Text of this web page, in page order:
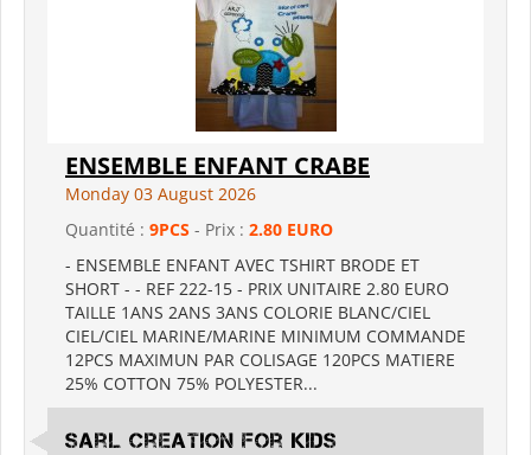
ENSEMBLE ENFANT CRABE
Monday 03 August 2026
Quantité : 9PCS - Prix : 2.80 EURO
- ENSEMBLE ENFANT AVEC TSHIRT BRODE ET
SHORT - - REF 222-15 - PRIX UNITAIRE 2.80 EURO
TAILLE 1ANS 2ANS 3ANS COLORIE BLANC/CIEL
CIEL/CIEL MARINE/MARINE MINIMUM COMMANDE
12PCS MAXIMUN PAR COLISAGE 120PCS MATIERE
25% COTTON 75% POLYESTER...
sarl creation for kids